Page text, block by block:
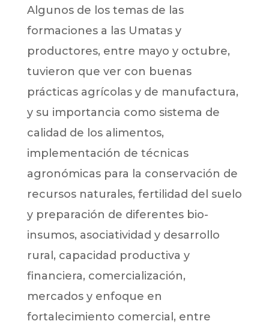
Algunos de los temas de las
formaciones a las Umatas y
productores, entre mayo y octubre,
tuvieron que ver con buenas
prácticas agrícolas y de manufactura,
y su importancia como sistema de
calidad de los alimentos,
implementación de técnicas
agronómicas para la conservación de
recursos naturales, fertilidad del suelo
y preparación de diferentes bio-
insumos, asociatividad y desarrollo
rural, capacidad productiva y
financiera, comercialización,
mercados y enfoque en
fortalecimiento comercial, entre